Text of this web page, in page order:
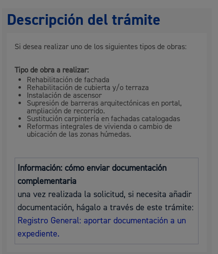
Descripción del trámite
Si desea realizar uno de los siguientes tipos de obras:
Tipo de obra a realizar:
Rehabilitación de fachada
Rehabilitación de cubierta y/o terraza
Instalación de ascensor
Supresión de barreras arquitectónicas en portal,
ampliación de recorrido.
Sustitución carpintería en fachadas catalogadas
Reformas integrales de vivienda o cambio de
ubicación de las zonas húmedas.
Información: cómo enviar documentación
complementaria
una vez realizada la solicitud, si necesita añadir
documentación, hágalo a través de este trámite:
Registro General: aportar documentación a un
expediente.